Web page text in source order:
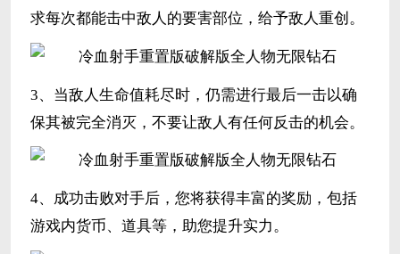
求每次都能击中敌人的要害部位，给予敌人重创。
3、当敌人生命值耗尽时，仍需进行最后一击以确
保其被完全消灭，不要让敌人有任何反击的机会。
4、成功击败对手后，您将获得丰富的奖励，包括
游戏内货币、道具等，助您提升实力。